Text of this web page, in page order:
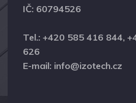
IČ: 60794526
Tel.: +420 585 416 844,
626
E-mail: info@izotech.cz